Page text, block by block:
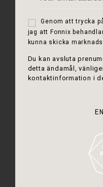
Genom att trycka
jag att Fonnix
kunna skicka
Du kan avsluta
detta ändamål,
kontaktinformation i